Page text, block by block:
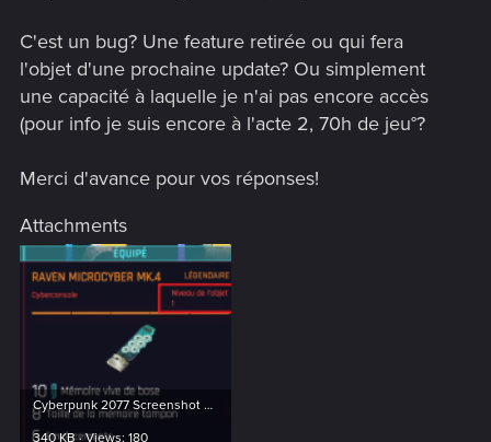
C'est un bug? Une feature retirée ou qui fera
l'objet d'une prochaine update? Ou simplement
une capacité à laquelle je n'ai pas encore accès
(pour info je suis encore à l'acte 2, 70h de jeu°?
Merci d'avance pour vos réponses!
Attachments
Cyberpunk 2077 Screenshot 2020.12.26 - 16.40.03.31.png
340 KB · Views: 180